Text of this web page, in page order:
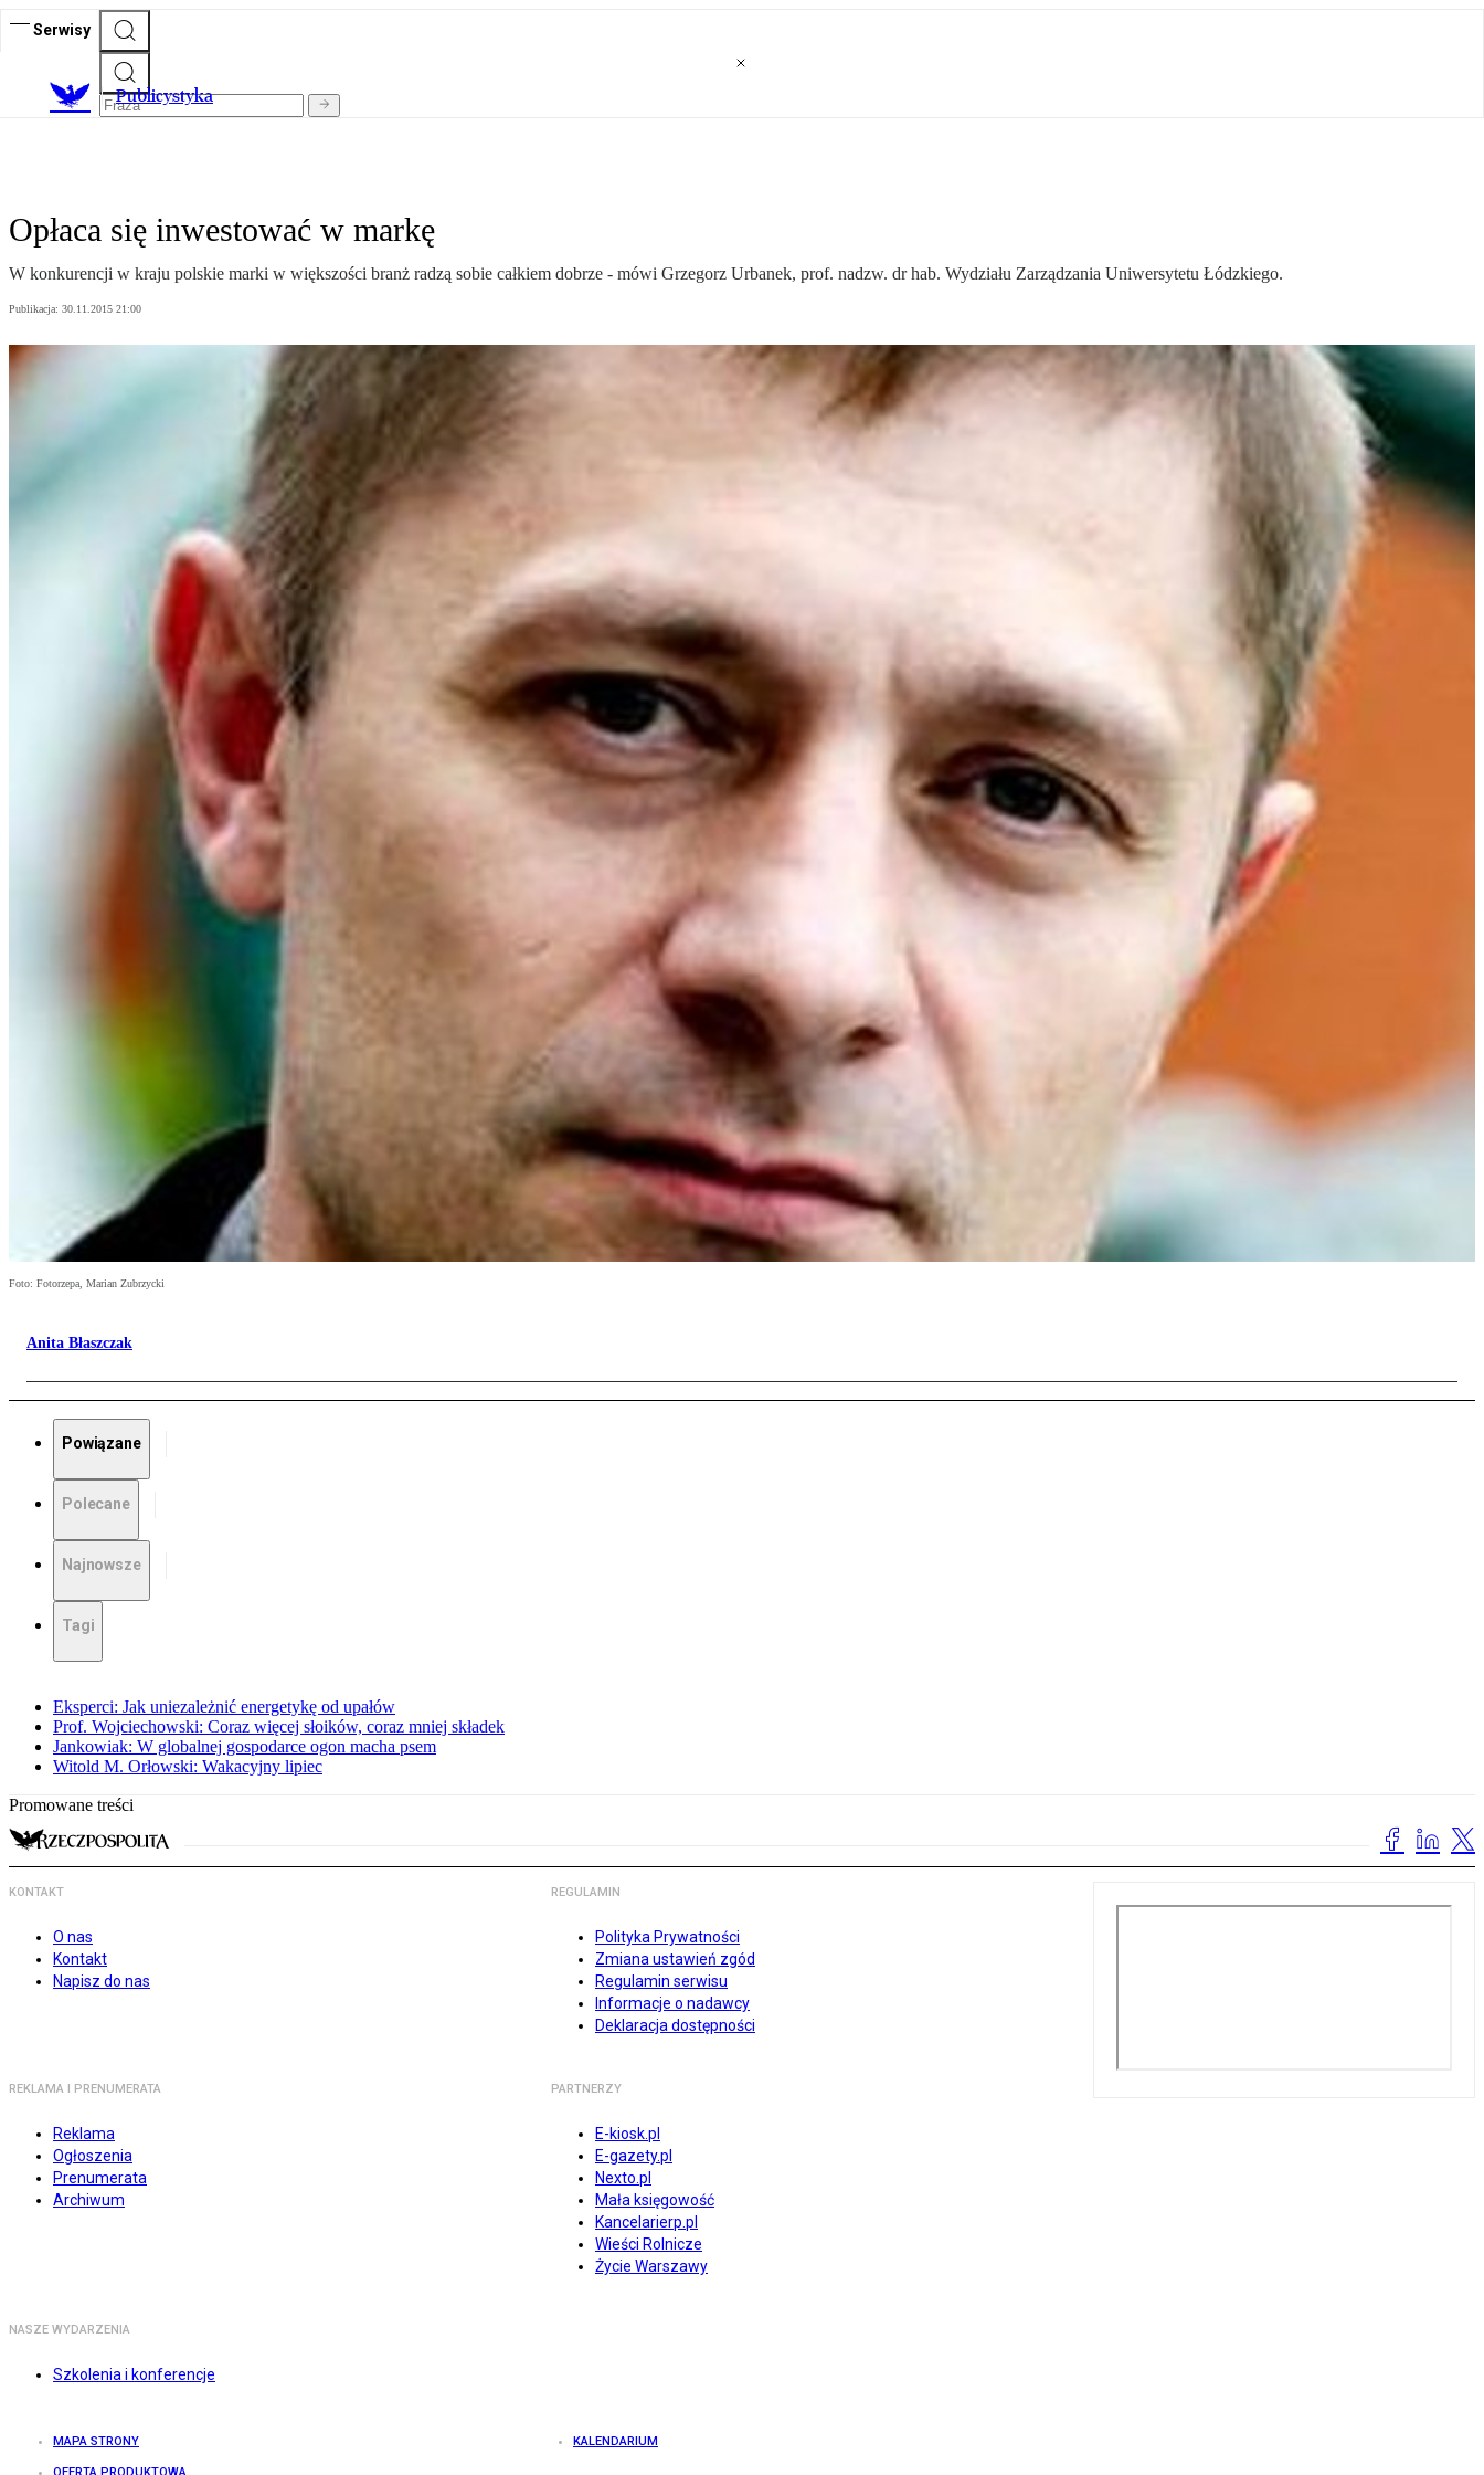
Serwisy
Publicystyka
Opłaca się inwestować w markę
W konkurencji w kraju polskie marki w większości branż radzą sobie całkiem dobrze - mówi Grzegorz Urbanek, prof. nadzw. dr hab. Wydziału Zarządzania Uniwersytetu Łódzkiego.
Publikacja: 30.11.2015 21:00
Foto: Fotorzepa, Marian Zubrzycki
Anita Błaszczak
Powiązane
Polecane
Najnowsze
Tagi
Eksperci: Jak uniezależnić energetykę od upałów
Prof. Wojciechowski: Coraz więcej słoików, coraz mniej składek
Jankowiak: W globalnej gospodarce ogon macha psem
Witold M. Orłowski: Wakacyjny lipiec
Promowane treści
KONTAKT
O nas
Kontakt
Napisz do nas
REGULAMIN
Polityka Prywatności
Zmiana ustawień zgód
Regulamin serwisu
Informacje o nadawcy
Deklaracja dostępności
REKLAMA I PRENUMERATA
Reklama
Ogłoszenia
Prenumerata
Archiwum
PARTNERZY
E-kiosk.pl
E-gazety.pl
Nexto.pl
Mała księgowość
Kancelarierp.pl
Wieści Rolnicze
Życie Warszawy
NASZE WYDARZENIA
Szkolenia i konferencje
MAPA STRONY KALENDARIUM